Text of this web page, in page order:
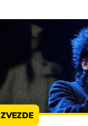
ZVEZDE